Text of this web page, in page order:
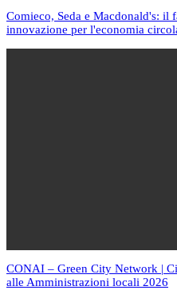
Comieco, Seda e Macdonald's: il
innovazione per l'economia
CONAI – Green City Network |
alle Amministrazioni locali 2026